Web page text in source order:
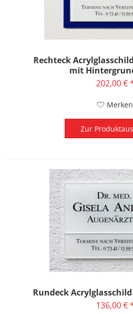
Rechteck
mit
202,00 €
Merken
Zur
Rundeck
136,00 €